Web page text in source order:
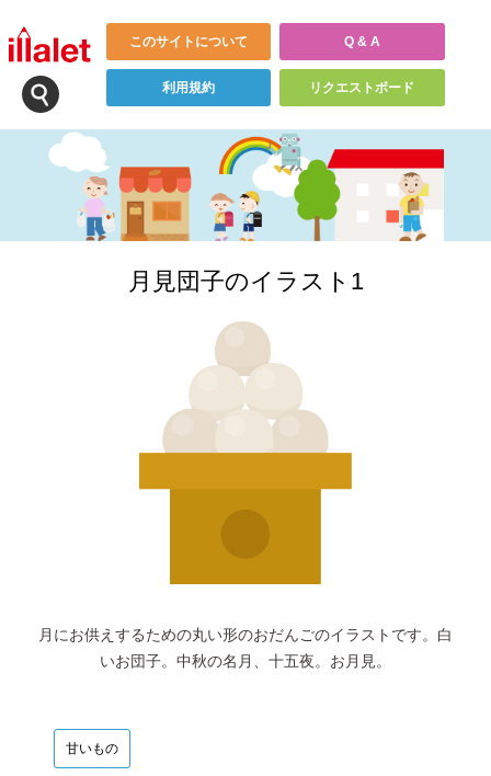
このサイトについて Q & A
利用規約 リクエストボード
月見団子のイラスト1
月にお供えするための丸い形のおだんごのイラストです。白
いお団子。中秋の名月、十五夜。お月見。
甘いもの